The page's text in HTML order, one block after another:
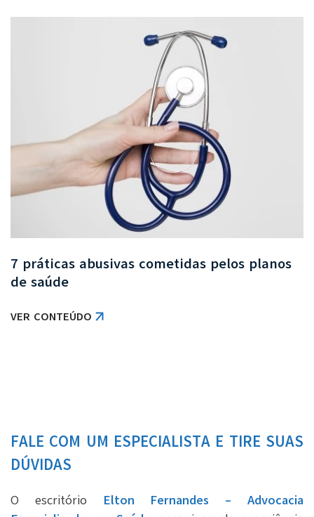
7 práticas abusivas cometidas pelos planos
de saúde
VER CONTEÚDO
FALE COM UM ESPECIALISTA E TIRE SUAS
DÚVIDAS
O escritório Elton Fernandes – Advocacia